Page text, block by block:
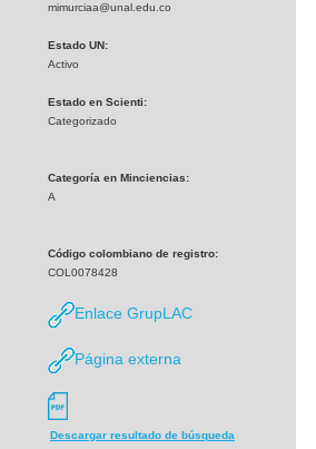
mimurciaa@unal.edu.co
Estado UN:
Activo
Estado en Scienti:
Categorizado
Categoría en Minciencias:
A
Código colombiano de registro:
COL0078428
Enlace GrupLAC
Página externa
Descargar resultado de búsqueda